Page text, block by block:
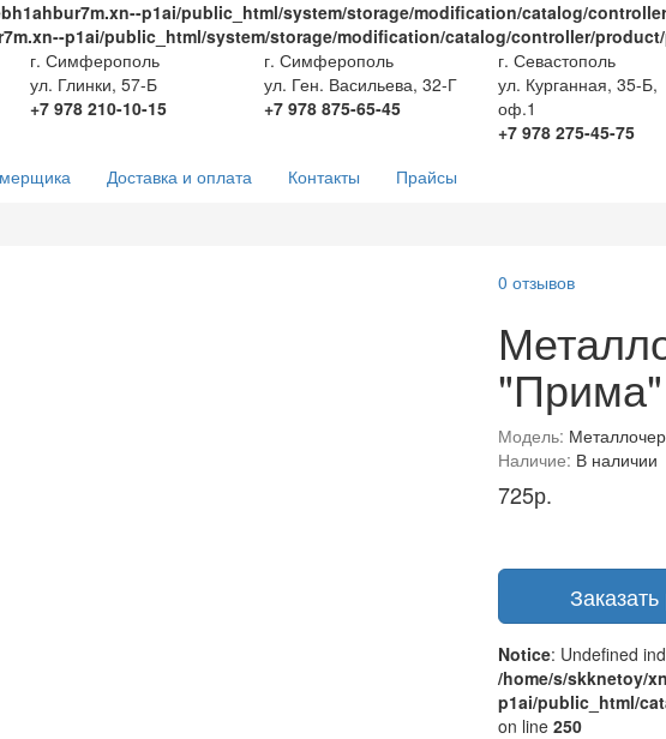
p1ai/public_html/system/storage/modification/catalog/
p1ai/public_html/system/storage/modification/catalog/controller/
г. Симферополь
ул. Глинки, 57-Б
+7 978 210-10-15
г. Симферополь
ул. Ген. Васильева, 32-Г
+7 978 875-65-45
г. Севастополь
ул. Курганная, 35-Б,
оф.1
+7 978 275-45-75
Доставка и оплата Контакты Прайсы
0 отзывов
"Прима"
Модель:
Наличие: В наличии
725р.
Notice: Undefined
/home/s/skknetoy/
p1ai/public_html/
on line 250